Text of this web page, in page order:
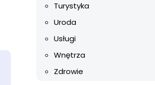
Turystyka
Uroda
Usługi
Wnętrza
Zdrowie